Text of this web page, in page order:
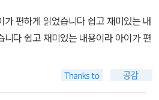
가 편하게 읽었습니다 쉽고 재미있는 내
니다 쉽고 재미있는 내용이라 아이가 편